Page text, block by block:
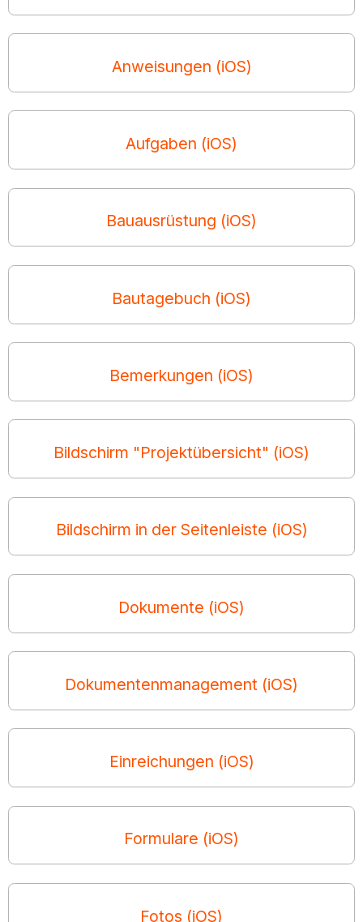
Anweisungen (iOS)
Aufgaben (iOS)
Bauausrüstung (iOS)
Bautagebuch (iOS)
Bemerkungen (iOS)
Bildschirm "Projektübersicht" (iOS)
Bildschirm in der Seitenleiste (iOS)
Dokumente (iOS)
Dokumentenmanagement (iOS)
Einreichungen (iOS)
Formulare (iOS)
Fotos (iOS)